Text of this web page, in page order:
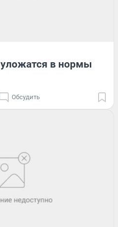
уложатся в нормы
Обсудить